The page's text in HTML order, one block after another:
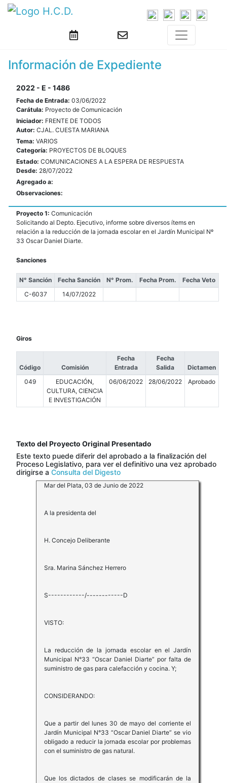
Información de Expediente
2022 - E - 1486
Fecha de Entrada: 03/06/2022
Carátula: Proyecto de Comunicación
Iniciador: FRENTE DE TODOS
Autor: CJAL. CUESTA MARIANA
Tema: VARIOS
Categoría: PROYECTOS DE BLOQUES
Estado: COMUNICACIONES A LA ESPERA DE RESPUESTA
Desde: 28/07/2022
Agregado a:
Observaciones:
Proyecto 1: Comunicación
Solicitando al Depto. Ejecutivo, informe sobre diversos ítems en
relación a la reducción de la jornada escolar en el Jardín Municipal Nº
33 Oscar Daniel Diarte.
Sanciones
N° Sanción Fecha Sanción N° Prom. Fecha Prom.
Fecha Veto
C-6037
14/07/2022
Giros
Código Comisión
Fecha
Entrada
Fecha
Salida
Dictamen
049
EDUCACIÓN,
CULTURA, CIENCIA
E INVESTIGACIÓN
06/06/2022 28/06/2022 Aprobado
Texto del Proyecto Original Presentado
Este texto puede diferir del aprobado a la finalización del
Proceso Legislativo, para ver el definitivo una vez aprobado
dirigirse a Consulta del Digesto
Mar del Plata, 03 de Junio de 2022
A la presidenta del
H. Concejo Deliberante
Sra. Marina Sánchez Herrero
S------------/------------D
VISTO:
La reducción de la jornada escolar en el Jardín
Municipal N°33 “Oscar Daniel Diarte” por falta de
suministro de gas para calefacción y cocina. Y;
CONSIDERANDO:
Que a partir del lunes 30 de mayo del corriente el
Jardín Municipal N°33 “Oscar Daniel Diarte” se vio
obligado a reducir la jornada escolar por problemas
con el suministro de gas natural.
Que los dictados de clases se modificarán de la